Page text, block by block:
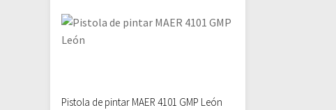
Pistola de pintar MAER 4101 GMP León